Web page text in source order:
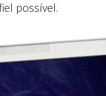
possível.